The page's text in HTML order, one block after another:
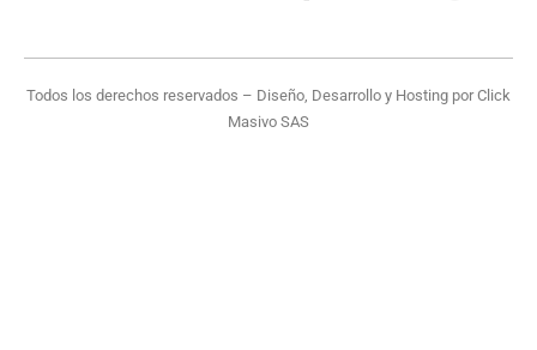
Todos los derechos reservados – Diseño, Desarrollo y Hosting porClick
Masivo SAS